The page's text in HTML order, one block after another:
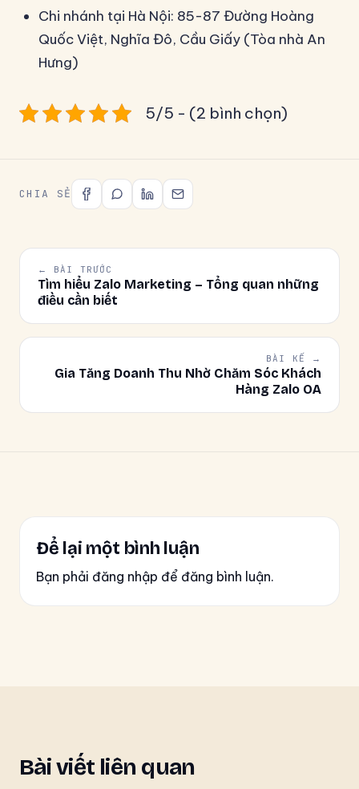
Chi nhánh tại Hà Nội: 85-87 Đường Hoàng
Quốc Việt, Nghĩa Đô, Cầu Giấy (Tòa nhà An
Hưng)
5/5 - (2 bình chọn)
CHIA SẺ
← BÀI TRƯỚC
Tìm hiểu Zalo Marketing – Tổng quan những
điều cần biết
BÀI KẾ →
Gia Tăng Doanh Thu Nhờ Chăm Sóc Khách
Hàng Zalo OA
Để lại một bình luận
Bạn phải đăng nhập để đăng bình luận.
Bài viết liên quan